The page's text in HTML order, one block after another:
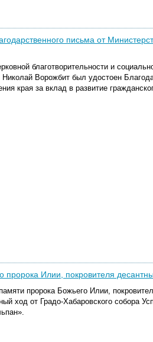
письма от
благотворительности и
Ворожбит был удостоен
края за вклад в развитие
Илии, покровителя
пророка Божьего Илии,
ход от Градо-Хабаровского собора